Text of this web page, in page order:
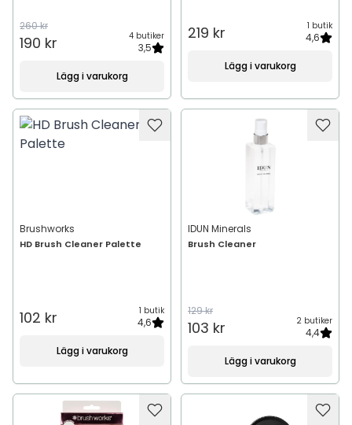
260 kr
190 kr 4 butiker
3,5
Lägg i varukorg
219 kr 1 butik
4,6
Lägg i varukorg
Brushworks
HD Brush Cleaner Palette
102 kr 1 butik
4,6
Lägg i varukorg
IDUN Minerals
Brush Cleaner
129 kr
103 kr 2 butiker
4,4
Lägg i varukorg